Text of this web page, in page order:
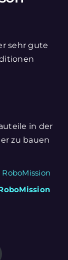
sehr gute
in der
zu bauen